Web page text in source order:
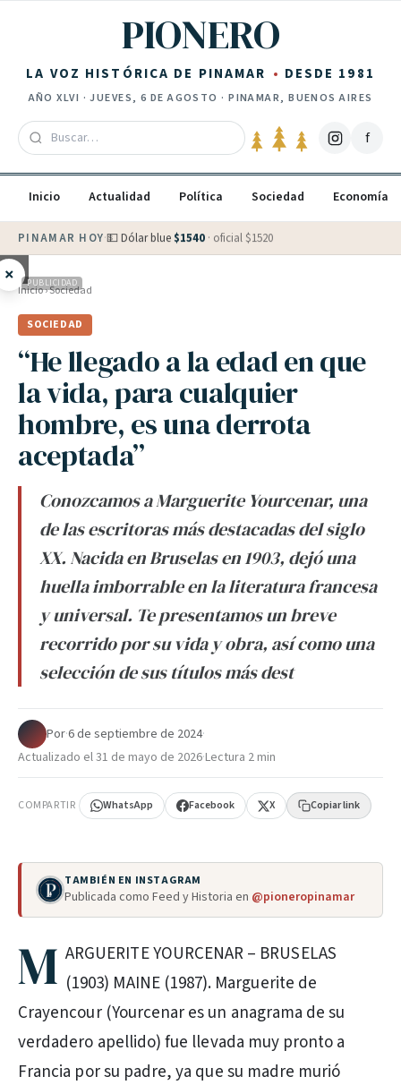
PIONERO
LA VOZ HISTÓRICA DE PINAMAR DESDE 1981
AÑOXLVI ·JUEVES, 6 DE AGOSTO · PINAMAR, BUENOS AIRES
f
Inicio Actualidad Política Sociedad Economía
PINAMAR HOY·💵 Dólar blue $1540 · oficial $1520
× PUBLICIDAD
Inicio›Sociedad
SOCIEDAD
“He llegado a la edad en que
la vida, para cualquier
hombre, es una derrota
aceptada”
Conozcamos a Marguerite Yourcenar, una
de las escritoras más destacadas del siglo
XX. Nacida en Bruselas en 1903, dejó una
huella imborrable en la literatura francesa
y universal. Te presentamos un breve
recorrido por su vida y obra, así como una
selección de sus títulos más dest
Por·6 de septiembre de 2024·
Actualizado el31 de mayo de 2026·Lectura 2 min
COMPARTIR WhatsApp Facebook X Copiar link
TAMBIÉN EN INSTAGRAM
Publicada como Feed y Historia en @pioneropinamar
M ARGUERITE YOURCENAR – BRUSELAS
(1903) MAINE (1987). Marguerite de
Crayencour (Yourcenar es un anagrama de su
verdadero apellido) fue llevada muy pronto a
Francia por su padre, ya que su madre murió